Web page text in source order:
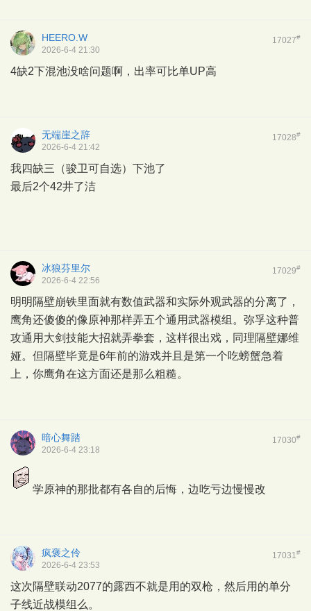
17027#
HEERO.W
2026-6-4 21:30
4缺2下混池没啥问题啊，出率可比单UP高
17028#
无端崖之辞
2026-6-4 21:42
我四缺三（骏卫可自选）下池了
最后2个42井了洁
17029#
冰狼芬里尔
2026-6-4 22:56
明明隔壁崩铁里面就有数值武器和实际外观武器的分离了，
鹰角还傻傻的像原神那样弄五个通用武器模组。弥孚这种普
攻通用大剑技能大招就弄拳套，这样很出戏，同理隔壁娜维
娅。但隔壁毕竟是6年前的游戏并且是第一个吃螃蟹急着
上，你鹰角在这方面还是那么粗糙。
17030#
暗心舞踏
2026-6-4 23:18
学原神的那批都有各自的后悔，边吃亏边慢慢改
17031#
疯褒之伶
2026-6-4 23:53
这次隔壁联动2077的露西不就是用的双枪，然后用的单分
子线近战模组么。